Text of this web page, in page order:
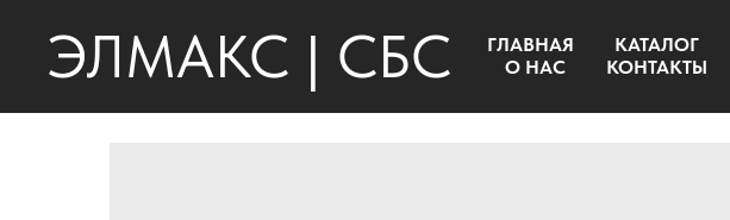
ЭЛМАКС | СБС ГЛАВНАЯ КАТАЛОГ
О НАС
КОНТАКТЫ